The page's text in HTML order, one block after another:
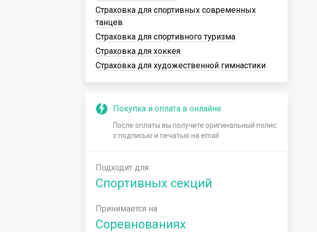
Страховка для спортивных современных
танцев
Страховка для спортивного туризма
Страховка для хоккея
Страховка для художественной гимнастики
Покупка и оплата в онлайне
После оплаты вы получите оригинальный полис
с подписью и печатью на email
Подходит для
Спортивных секций
Принимается на
Соревнованиях